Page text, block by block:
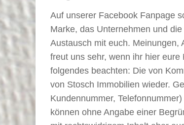
Auf unserer Facebook Fanpage
Marke, das Unternehmen und
Austausch mit euch. Meinungen,
freut uns sehr, wenn ihr hier
folgendes beachten: Die von
von Stosch Immobilien wieder.
Kundennummer,
können ohne Angabe einer